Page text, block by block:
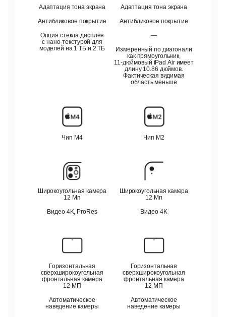
Адаптация тона экрана
Антибликовое покрытие
Опция стекла дисплея
с нано-текстурой для
моделей на 1 ТБ и 2 ТБ
Адаптация тона экрана
Антибликовое покрытие
—
Измеренный по диагонали
как прямоугольник,
11-дюймовый iPad Air имеет
длину 10.86 дюймов.
Фактическая видимая
область меньше
Чип M4 Чип M2
Широкоугольная камера
12 Мп
Видео 4K, ProRes
Широкоугольная камера
12 Мп
Видео 4K
Горизонтальная
сверхширокоугольная
фронтальная камера
12 МП
Автоматическое
наведение камеры
Горизонтальная
сверхширокоугольная
фронтальная камера
12 МП
Автоматическое
наведение камеры